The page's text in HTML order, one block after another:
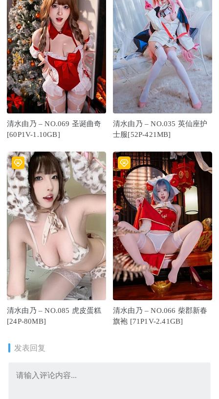
清水由乃 – NO.069 圣诞曲奇
[60P1V-1.10GB]
清水由乃 – NO.035 英仙座护
士服[52P-421MB]
清水由乃 – NO.085 虎皮蛋糕
[24P-80MB]
清水由乃 – NO.066 柴郡新春
旗袍 [71P1V-2.41GB]
发表回复